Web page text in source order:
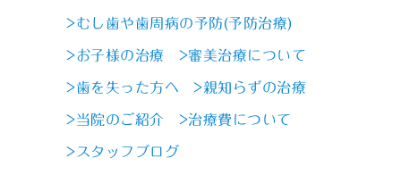
>むし歯や歯周病の予防(予防治療)
>お子様の治療 >審美治療について
>歯を失った方へ >親知らずの治療
>当院のご紹介 >治療費について
>スタッフブログ